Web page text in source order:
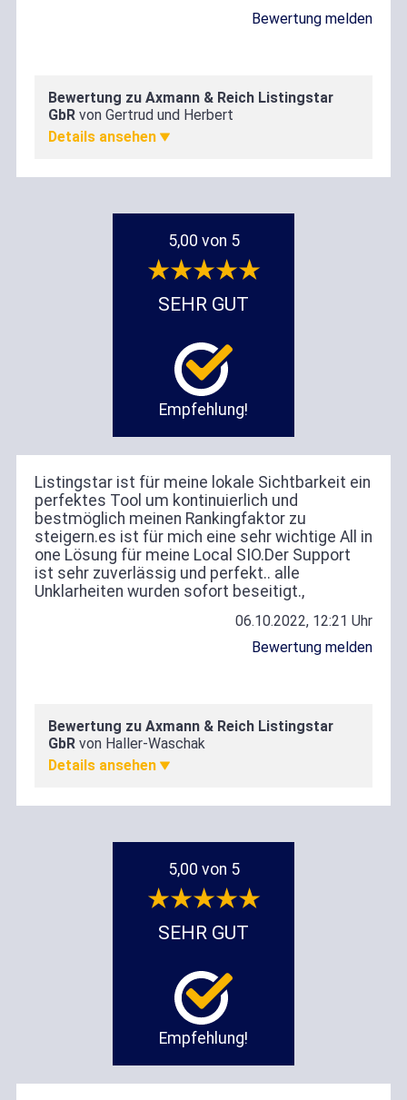
Bewertung melden
Zufriedenheit
Bewertung zu Axmann & Reich Listingstar
GbRvon Gertrud und Herbert
5,00 von 5
SEHR GUT
Empfehlung!
06.10.2022, 12:21 Uhr
Bewertung melden
Listingstar ist für meine lokale Sichtbarkeit ein
perfektes Tool um kontinuierlich und
bestmöglich meinen Rankingfaktor zu
steigern.es ist für mich eine sehr wichtige All in
one Lösung für meine Local SIO.Der Support
ist sehr zuverlässig und perfekt.. alle
Unklarheiten wurden sofort beseitigt.,
Zufriedenheit
Bewertung zu Axmann & Reich Listingstar
GbRvon Haller-Waschak
5,00 von 5
SEHR GUT
Empfehlung!